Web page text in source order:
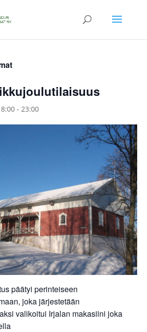
- 23:00
päätyi perinteiseen
joka järjestetään
valikoitui Irjalan makasiini joka